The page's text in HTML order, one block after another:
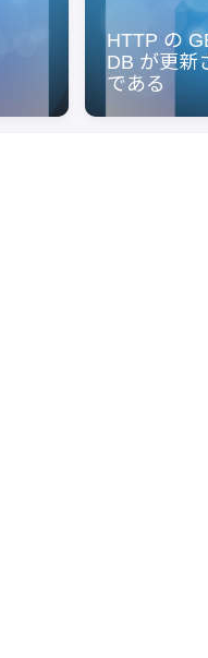
HTTP の
DB が更新
である